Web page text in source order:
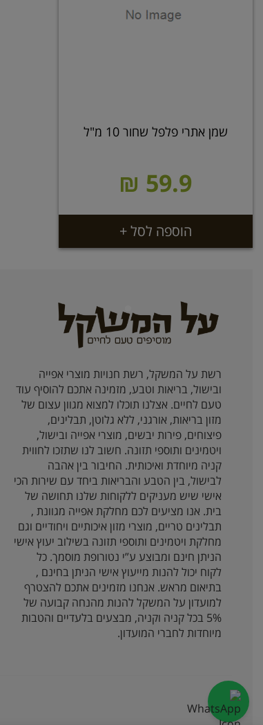
שמן אתרי פלפל שחור 10 מ"ל
59.9 ₪
הוספה לסל +
רשת על המשקל, רשת חנויות מוצרי אפייה
ובישול, בריאות וטבע, מזמינה אתכם להוסיף עוד
טעם לחיים. אצלנו תוכלו למצוא מגוון עצום של
מזון בריאות, אורגני, ללא גלוטן, תבלינים,
פיצוחים, פירות יבשים, מוצרי אפייה ובישול,
ויטמינים ותוספי תזונה. חשוב לנו שתזכו לחווית
קניה מיוחדת ואיכותית. החיבור בין אהבה
לבישול, בין הטבע והבריאות ביחד עם שירות הכי
אישי שיש מעניקים ללקוחות שלנו תחושה של
בית. אנו מציעים לכם מחלקת אפייה מגוונת ,
תבלינים טריים, מוצרי מזון איכותיים ויחודיים וגם
מחלקת ויטמינים ותוספי תזונה בשילוב יעוץ אישי
הניתן חינם ומבוצע ע”י נטורופת מוסמך. כל
לקוח יכול להנות מייעוץ אישי הניתן בחינם ,
בתיאום מראש. אנחנו מזמינים אתכם להצטרף
למועדון על המשקל להנות מהנחה קבועה של
5% בכל קניה וקניה, מבצעים בלעדיים והטבות
מיוחדות לחברי המועדון.